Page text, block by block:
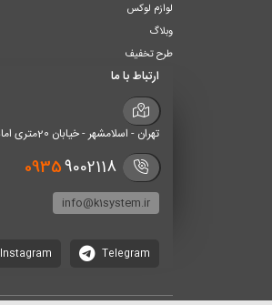
لوازم لوکس
وبلاگ
طرح تخفیف
ارتباط با ما
تهران - اسلامشهر - خیابان 20متری امام خمینی - بین کوچه 33 و 35
09359002118
info@k1system.ir
Telegram
Instagram